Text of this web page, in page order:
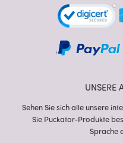
UNSERE
Sehen Sie sich alle unsere
Sie Puckator-Produkte
Sprache